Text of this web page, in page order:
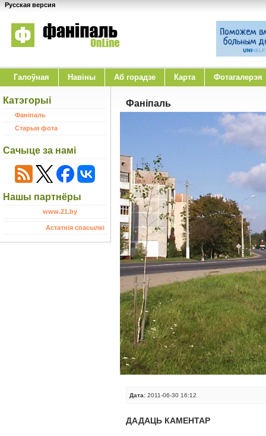
Русская версия
Галоўная Навіны Аб горадзе Карта Фотагалерэя
Катэгорыі
Фаніпаль
Старыя фота
Сачыце за намі
Нашы партнёры
www.21.by
Астатнія спасылкі
Фанiпаль
Дата: 2011-06-30 16:12
ДАДАЦЬ КАМЕНТАР